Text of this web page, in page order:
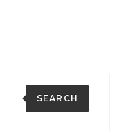
SEARCH